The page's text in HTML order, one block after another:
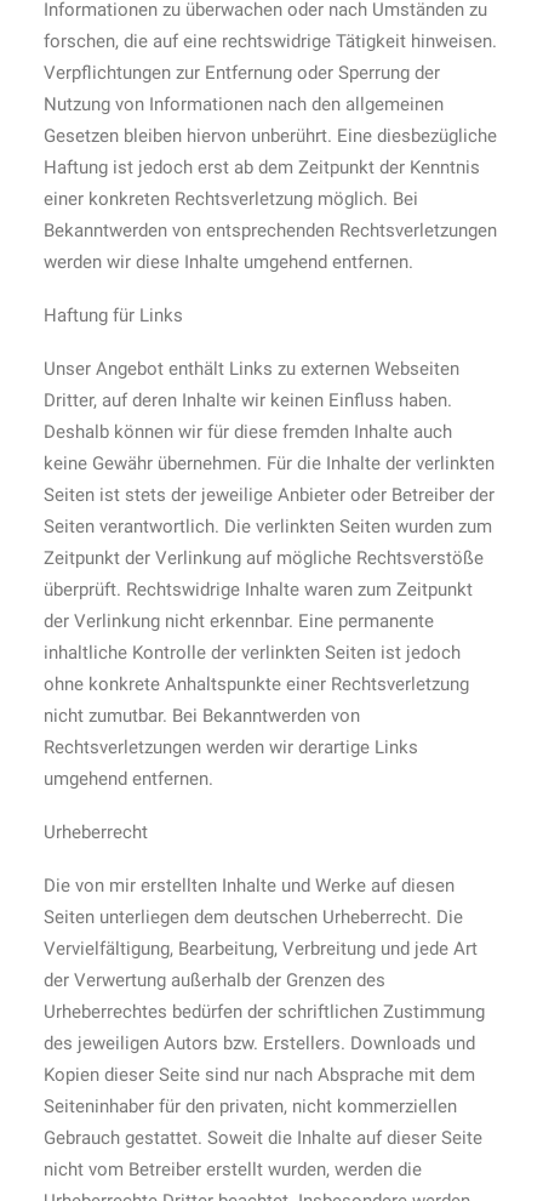
Informationen zu überwachen oder nach Umständen zu
forschen, die auf eine rechtswidrige Tätigkeit hinweisen.
Verpflichtungen zur Entfernung oder Sperrung der
Nutzung von Informationen nach den allgemeinen
Gesetzen bleiben hiervon unberührt. Eine diesbezügliche
Haftung ist jedoch erst ab dem Zeitpunkt der Kenntnis
einer konkreten Rechtsverletzung möglich. Bei
Bekanntwerden von entsprechenden Rechtsverletzungen
werden wir diese Inhalte umgehend entfernen.
Haftung für Links
Unser Angebot enthält Links zu externen Webseiten
Dritter, auf deren Inhalte wir keinen Einfluss haben.
Deshalb können wir für diese fremden Inhalte auch
keine Gewähr übernehmen. Für die Inhalte der verlinkten
Seiten ist stets der jeweilige Anbieter oder Betreiber der
Seiten verantwortlich. Die verlinkten Seiten wurden zum
Zeitpunkt der Verlinkung auf mögliche Rechtsverstöße
überprüft. Rechtswidrige Inhalte waren zum Zeitpunkt
der Verlinkung nicht erkennbar. Eine permanente
inhaltliche Kontrolle der verlinkten Seiten ist jedoch
ohne konkrete Anhaltspunkte einer Rechtsverletzung
nicht zumutbar. Bei Bekanntwerden von
Rechtsverletzungen werden wir derartige Links
umgehend entfernen.
Urheberrecht
Die von mir erstellten Inhalte und Werke auf diesen
Seiten unterliegen dem deutschen Urheberrecht. Die
Vervielfältigung, Bearbeitung, Verbreitung und jede Art
der Verwertung außerhalb der Grenzen des
Urheberrechtes bedürfen der schriftlichen Zustimmung
des jeweiligen Autors bzw. Erstellers. Downloads und
Kopien dieser Seite sind nur nach Absprache mit dem
Seiteninhaber für den privaten, nicht kommerziellen
Gebrauch gestattet. Soweit die Inhalte auf dieser Seite
nicht vom Betreiber erstellt wurden, werden die